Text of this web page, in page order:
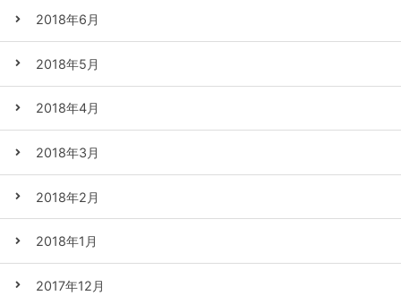
2018年6月
2018年5月
2018年4月
2018年3月
2018年2月
2018年1月
2017年12月